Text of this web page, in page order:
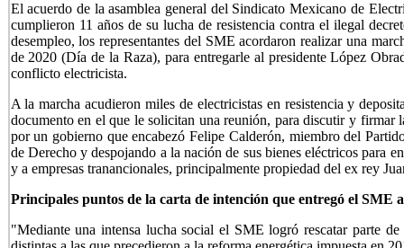
El acuerdo de la asamblea general del Sindicato Mexicano de
cumplieron 11 años de su lucha de resistencia contra el ilegal
desempleo, los representantes del SME acordaron realizar una
de 2020 (Día de la Raza), para entregarle al presidente López
conflicto electricista.
A la marcha acudieron miles de electricistas en resistencia y
documento en el que le solicitan una reunión, para discutir y
por un gobierno que encabezó Felipe Calderón, miembro del
de Derecho y despojando a la nación de sus bienes eléctricos para
y a empresas tranancionales, principalmente propiedad del ex rey
Principales puntos de la carta de intención que entregó el SME
"Mediante una intensa lucha social el SME logró rescatar parte